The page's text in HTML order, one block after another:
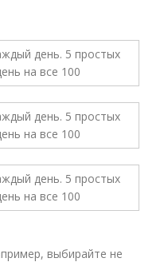
выбирайте не